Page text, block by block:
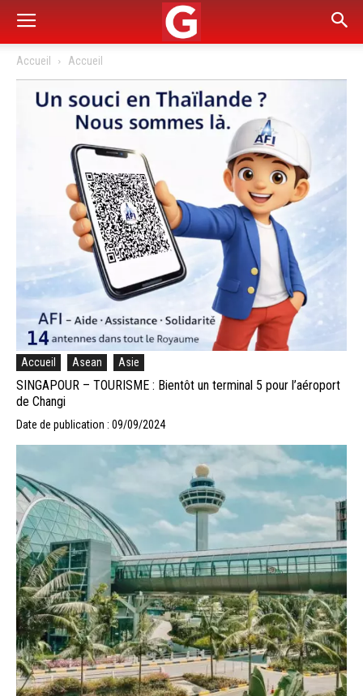
Accueil Accueil
Accueil Asean Asie
SINGAPOUR – TOURISME : Bientôt un terminal 5 pour l’aéroport
de Changi
Date de publication : 09/09/2024